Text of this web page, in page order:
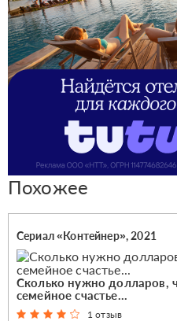
Похожее
Сериал «Контейнер», 2021
Сколько нужно долларов,
семейное счастье...
1 отзыв